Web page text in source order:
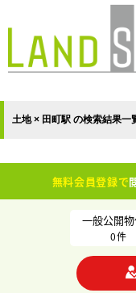
土地 × 田町駅 の検索結果一
無料会員登録で
一般公開
0件